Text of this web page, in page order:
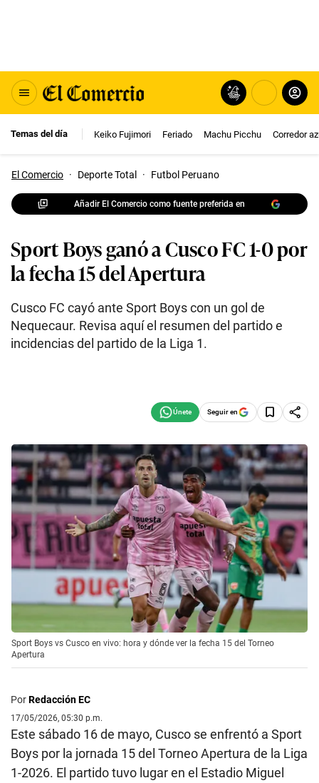
Temas del día Keiko Fujimori Feriado Machu Picchu Corredor
El Comercio · Deporte Total · Futbol Peruano
Añadir El Comercio como fuente preferida en
Sport Boys ganó a Cusco FC 1-0 por
la fecha 15 del Apertura
Cusco FC cayó ante Sport Boys con un gol de
Nequecaur. Revisa aquí el resumen del partido e
incidencias del partido de la Liga 1.
Seguir en
Sport Boys vs Cusco en vivo: hora y dónde ver la fecha 15 del Torneo
Apertura
PorRedacción EC
17/05/2026, 05:30 p.m.
Este sábado 16 de mayo, Cusco se enfrentó a Sport
Boys por la jornada 15 del Torneo Apertura de la Liga
1-2026. El partido tuvo lugar en el Estadio Miguel